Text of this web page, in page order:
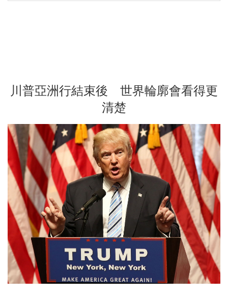
川普亞洲行結束後 世界輪廓會看得更
清楚